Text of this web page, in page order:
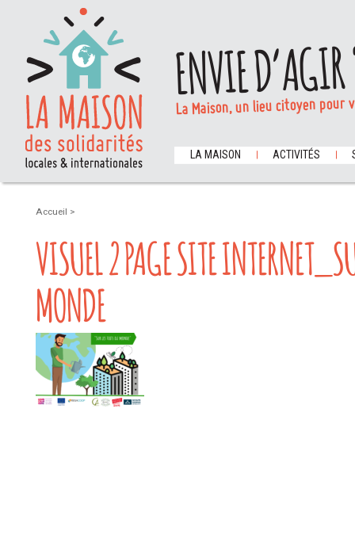
ENVIE
La Maison, un lieu citoyen
LA MAISON ACTIVITÉS
Accueil >
VISUEL 2 PAGE SITE
MONDE